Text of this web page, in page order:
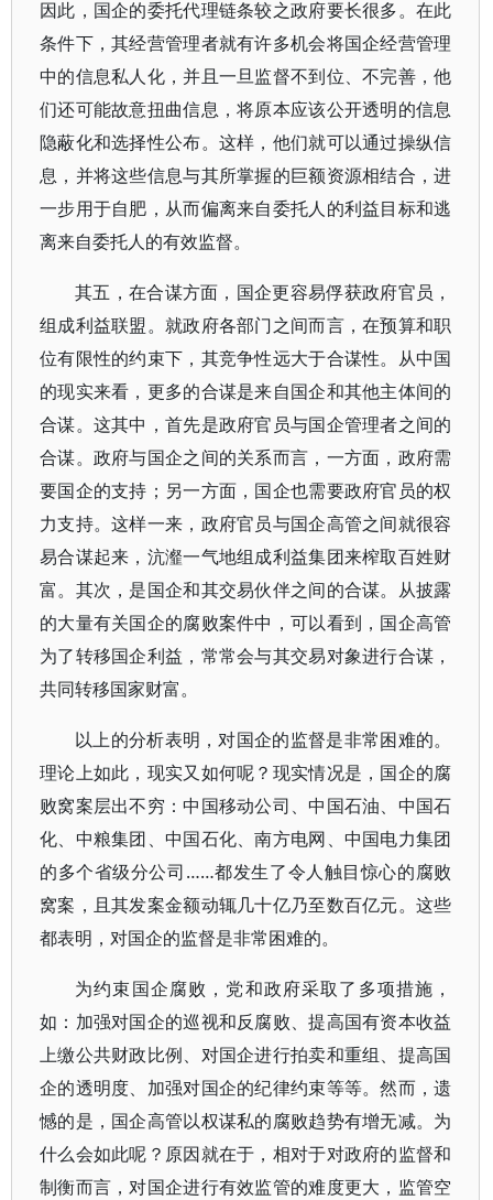
因此，国企的委托代理链条较之政府要长很多。在此
条件下，其经营管理者就有许多机会将国企经营管理
中的信息私人化，并且一旦监督不到位、不完善，他
们还可能故意扭曲信息，将原本应该公开透明的信息
隐蔽化和选择性公布。这样，他们就可以通过操纵信
息，并将这些信息与其所掌握的巨额资源相结合，进
一步用于自肥，从而偏离来自委托人的利益目标和逃
离来自委托人的有效监督。
其五，在合谋方面，国企更容易俘获政府官员，
组成利益联盟。就政府各部门之间而言，在预算和职
位有限性的约束下，其竞争性远大于合谋性。从中国
的现实来看，更多的合谋是来自国企和其他主体间的
合谋。这其中，首先是政府官员与国企管理者之间的
合谋。政府与国企之间的关系而言，一方面，政府需
要国企的支持；另一方面，国企也需要政府官员的权
力支持。这样一来，政府官员与国企高管之间就很容
易合谋起来，沆瀣一气地组成利益集团来榨取百姓财
富。其次，是国企和其交易伙伴之间的合谋。从披露
的大量有关国企的腐败案件中，可以看到，国企高管
为了转移国企利益，常常会与其交易对象进行合谋，
共同转移国家财富。
以上的分析表明，对国企的监督是非常困难的。
理论上如此，现实又如何呢？现实情况是，国企的腐
败窝案层出不穷：中国移动公司、中国石油、中国石
化、中粮集团、中国石化、南方电网、中国电力集团
的多个省级分公司……都发生了令人触目惊心的腐败
窝案，且其发案金额动辄几十亿乃至数百亿元。这些
都表明，对国企的监督是非常困难的。
为约束国企腐败，党和政府采取了多项措施，
如：加强对国企的巡视和反腐败、提高国有资本收益
上缴公共财政比例、对国企进行拍卖和重组、提高国
企的透明度、加强对国企的纪律约束等等。然而，遗
憾的是，国企高管以权谋私的腐败趋势有增无减。为
什么会如此呢？原因就在于，相对于对政府的监督和
制衡而言，对国企进行有效监管的难度更大，监管空